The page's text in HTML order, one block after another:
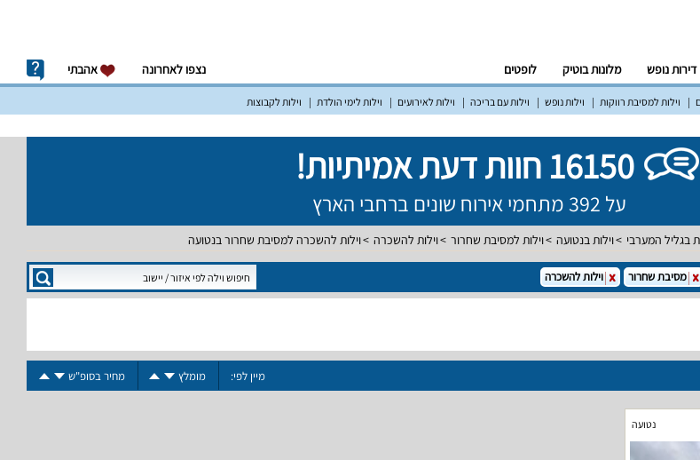
דירות נופש מלונות בוטיק לופטים נצפו לאחרונה אהבתי
וילות למסיבת רווקות וילות נופש וילות עם בריכה וילות לאירועים וילות לימי הולדת וילות לקבוצות
16150 חוות דעת אמיתיות!
על 392 מתחמי אירוח שונים ברחבי הארץ
בגליל המערבי וילות בנטועה וילות למסיבת שחרור וילות להשכרה וילות להשכרה למסיבת שחרור בנטועה
מסיבת שחרור וילות להשכרה
מיין לפי: מומלץ מחיר בסופ"ש
נטועה